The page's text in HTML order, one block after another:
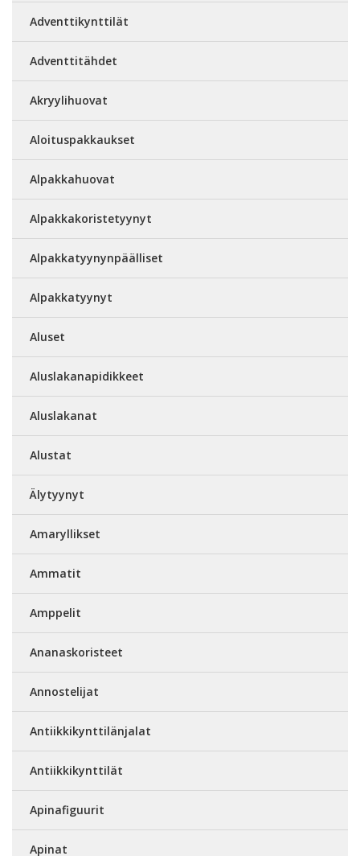
Adventtikynttilät
Adventtitähdet
Akryylihuovat
Aloituspakkaukset
Alpakkahuovat
Alpakkakoristetyynyt
Alpakkatyynynpäälliset
Alpakkatyynyt
Aluset
Aluslakanapidikkeet
Aluslakanat
Alustat
Älytyynyt
Amaryllikset
Ammatit
Amppelit
Ananaskoristeet
Annostelijat
Antiikkikynttilänjalat
Antiikkikynttilät
Apinafiguurit
Apinat